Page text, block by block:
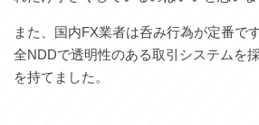
また、国内FX業者は呑み行為が定番で
全NDDで透明性のある取引システムを
を持てました。